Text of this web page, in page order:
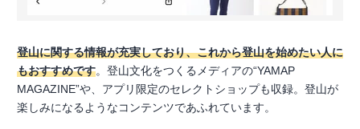
登山に関する情報が充実しており、これから登山を始めたい人に
もおすすめです。登山文化をつくるメディアの“YAMAP
MAGAZINE”や、アプリ限定のセレクトショップも収録。登山が
楽しみになるようなコンテンツであふれています。